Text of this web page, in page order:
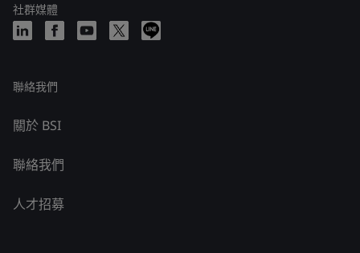
社群媒體
聯絡我們
關於 BSI
聯絡我們
人才招募